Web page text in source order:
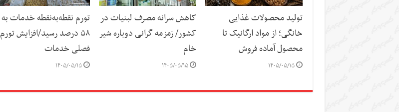
تولید محصولات غذایی
خانگی؛ از مواد ارگانیک تا
محصول آماده فروش
۱۴۰۵/۰۵/۱۵
کاهش سرانه مصرف لبنیات در
کشور/ زمزمه گرانی دوباره شیر
خام
۱۴۰۵/۰۵/۱۵
تورم نقطه‌به‌نقطه خدمات به
۵۸ درصد رسید/افزایش تورم
فصلی خدمات
۱۴۰۵/۰۵/۱۵